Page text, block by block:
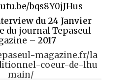
bqs8Y0jJHus
du 24 Janvier
du journal Tepaseul
– 2017
magazine.fr/la
coeur-de-lhu
main/